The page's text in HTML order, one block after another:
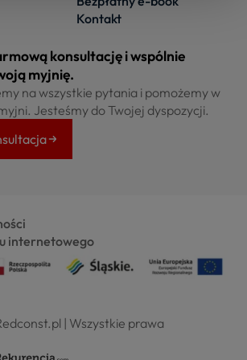
Kontakt
konsultację i wspólnie
myjnię.
na wszystkie pytania i pomożemy w
Jesteśmy do Twojej dyspozycji.
internetowego
| Wszystkie prawa